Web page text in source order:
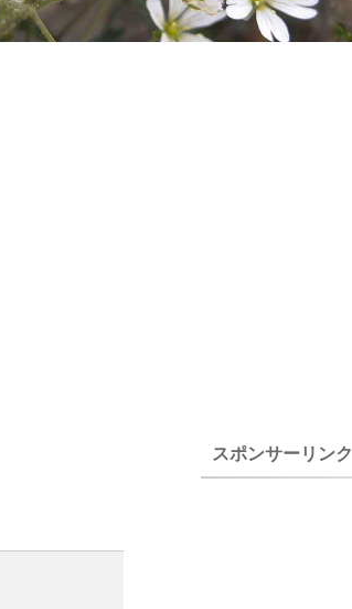
スポンサーリンク